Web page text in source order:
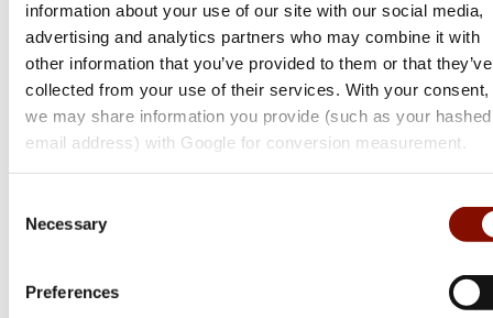
information about your use of our site with our social media,
advertising and analytics partners who may combine it with
other information that you’ve provided to them or that they’ve
collected from your use of their services. With your consent,
we may share information you provide (such as your hashed
email address) with Google for conversion measurement.
Selection
Necessary
Preferences
Barbour
Flera varianter